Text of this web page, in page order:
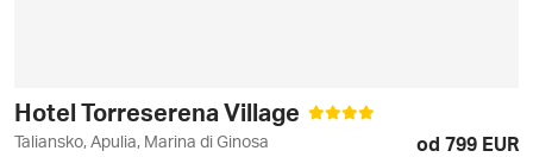
Hotel Torreserena Village
Taliansko, Apulia, Marina di Ginosa od 799 EUR